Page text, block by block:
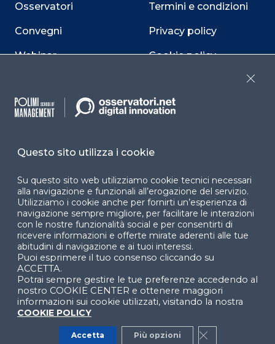
Osservatori
Convegni
Webinar
Termini e condizioni
Privacy policy
Cookie policy
Dichiarazione di
Cookie Center
Facebook LinkedIn
YouTube X
Questo sito utilizza i cookie
Su questo sito web utilizziamo cookie tecnici necessari
alla navigazione e funzionali all’erogazione del servizio.
Utilizziamo i cookie anche per fornirti un’esperienza di
navigazione sempre migliore, per facilitare le interazioni
con le nostre funzionalità social e per consentirti di
ricevere informazioni e offerte mirate aderenti alle tue
abitudini di navigazione e ai tuoi interessi.
Puoi esprimere il tuo consenso cliccando su
ACCETTA.
Potrai sempre gestire le tue preferenze accedendo al
nostro COOKIE CENTER e ottenere maggiori
informazioni sui cookie utilizzati, visitando la nostra
COOKIE POLICY
Accetta Più opzioni Close GDPR